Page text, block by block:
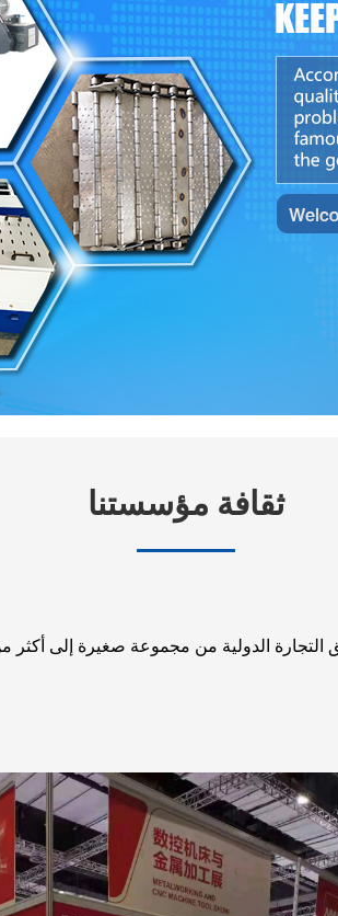
ثقافة مؤسستنا